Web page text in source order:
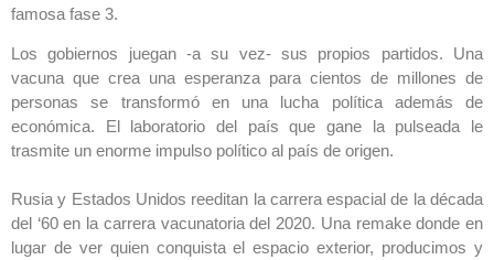
famosa fase 3.
Los gobiernos juegan -a su vez- sus propios partidos. Una
vacuna que crea una esperanza para cientos de millones de
personas se transformó en una lucha política además de
económica. El laboratorio del país que gane la pulseada le
trasmite un enorme impulso político al país de origen.
Rusia y Estados Unidos reeditan la carrera espacial de la década
del ‘60 en la carrera vacunatoria del 2020. Una remake donde en
lugar de ver quien conquista el espacio exterior, producimos y